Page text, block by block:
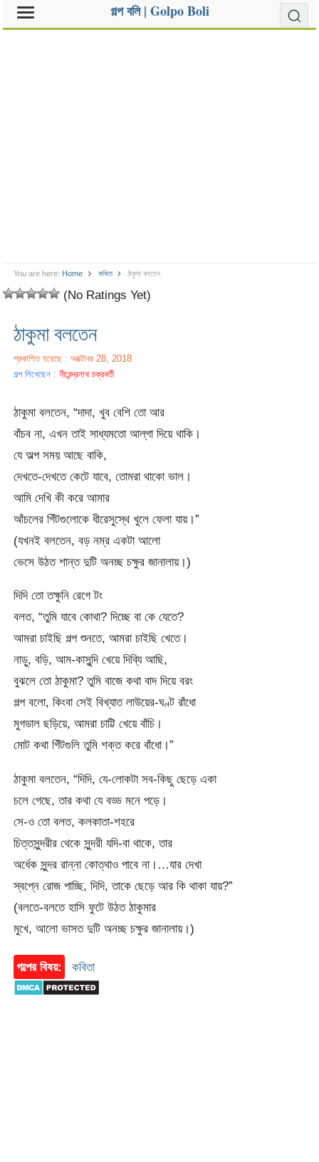
গল্প বলি | Golpo Boli
You are here: Home কবিতা ঠাকুমা বলতেন
(No Ratings Yet)
ঠাকুমা বলতেন
প্রকাশিত হয়েছে : অক্টোবর 28, 2018
গল্প লিখেছেন :নীরেন্দ্রনাথ চক্রবর্তী
ঠাকুমা বলতেন, “দাদা, খুব বেশি তো আর
বাঁচব না, এখন তাই সাধ্যমতো আল্‌গা দিয়ে থাকি।
যে অল্প সময় আছে বাকি,
দেখতে-দেখতে কেটে যাবে, তোমরা থাকো ভাল।
আমি দেখি কী করে আমার
আঁচলের গিঁটগুলোকে ধীরেসুস্থে খুলে ফেলা যায়।”
(যখনই বলতেন, বড় নম্র একটা আলো
ভেসে উঠত শান্ত দুটি অনচ্ছ চক্ষুর জানালায়।)
দিদি তো তক্ষুনি রেগে টং
বলত, “তুমি যাবে কোথা? দিচ্ছে বা কে যেতে?
আমরা চাইছি গল্প শুনতে, আমরা চাইছি খেতে।
নাড়ু, বড়ি, আম-কাসুন্দি খেয়ে দিব্যি আছি,
বুঝলে তো ঠাকুমা? তুমি বাজে কথা বাদ দিয়ে বরং
গল্প বলো, কিংবা সেই বিখ্যাত লাউয়ের-ঘণ্ট রাঁধো
মুগডাল ছড়িয়ে, আমরা চাট্টি খেয়ে বাঁচি।
মোট কথা গিঁটগুলি তুমি শক্ত করে বাঁধো।”
ঠাকুমা বলতেন, “দিদি, যে-লোকটা সব-কিছু ছেড়ে একা
চলে গেছে, তার কথা যে বড্ড মনে পড়ে।
সে-ও তো বলত, কলকাতা-শহরে
চিত্তসুন্দরীর থেকে সুন্দরী যদি-বা থাকে, তার
অর্ধেক সুন্দর রান্না কোত্থাও পাবে না।…যার দেখা
স্বপ্নে রোজ পাচ্ছি, দিদি, তাকে ছেড়ে আর কি থাকা যায়?”
(বলতে-বলতে হাসি ফুটে উঠত ঠাকুমার
মুখে, আলো ভাসত দুটি অনচ্ছ চক্ষুর জানালায়।)
গল্পের বিষয়: কবিতা